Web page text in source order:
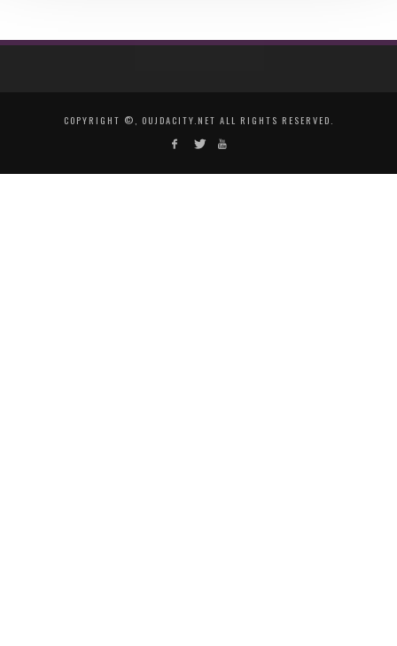
COPYRIGHT ©, OUJDACITY.NET ALL RIGHTS RESERVED.